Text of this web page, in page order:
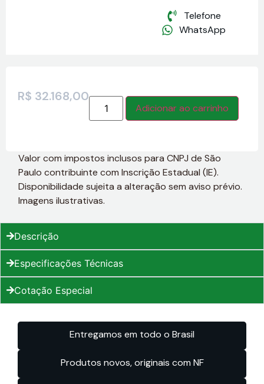
Telefone
WhatsApp
R$ 32.168,00
Adicionar ao carrinho
Valor com impostos inclusos para CNPJ de São
Paulo contribuinte com Inscrição Estadual (IE).
Disponibilidade sujeita a alteração sem aviso prévio.
Imagens ilustrativas.
Descrição
Especificações Técnicas
Cotação Especial
Entregamos em todo o Brasil
Produtos novos, originais com NF